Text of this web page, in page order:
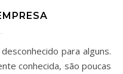
conhecida, são poucas